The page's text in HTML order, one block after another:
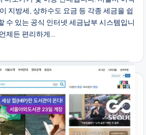
지방세, 상하수도 요금 등 각종 세금을 쉽
수 있는 공식 인터넷 세금납부 시스템입니
제든 편리하게…